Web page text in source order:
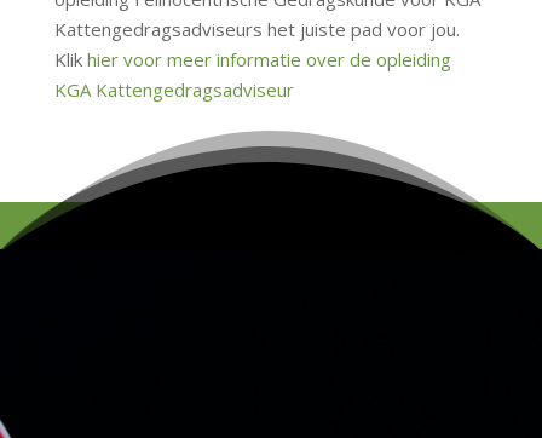
Kattengedragsadviseurs het juiste pad voor jou.
Klik hier voor meer informatie over de opleiding
KGA Kattengedragsadviseur